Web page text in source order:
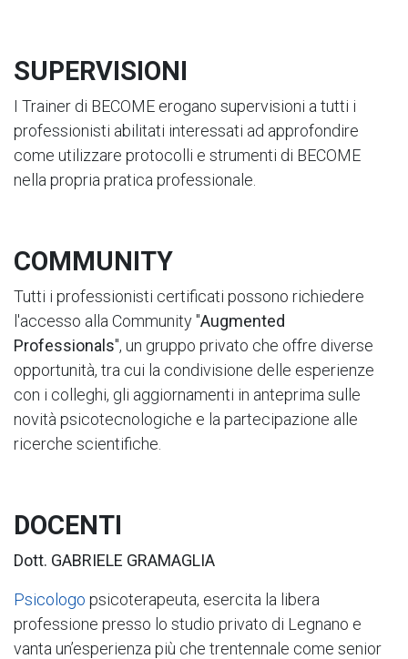
SUPERVISIONI
I Trainer di BECOME erogano supervisioni a tutti i
professionisti abilitati interessati ad approfondire
come utilizzare protocolli e strumenti di BECOME
nella propria pratica professionale.
COMMUNITY
Tutti i professionisti certificati possono richiedere
l'accesso alla Community "Augmented
Professionals", un gruppo privato che offre diverse
opportunità, tra cui la condivisione delle esperienze
con i colleghi, gli aggiornamenti in anteprima sulle
novità psicotecnologiche e la partecipazione alle
ricerche scientifiche.
DOCENTI
Dott. GABRIELE GRAMAGLIA
Psicologo psicoterapeuta, esercita la libera
professione presso lo studio privato di Legnano e
vanta un’esperienza più che trentennale come senior